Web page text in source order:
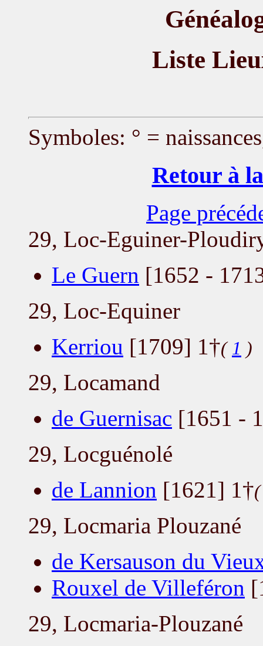
Liste
Symboles: ° =
Retour à
Page
29, Loc-Eguiner-
Le Guern [1652 -
29, Loc-Equiner
Kerriou [1709] 1†( 1 )
29, Locamand
de Guernisac [1651 -
29, Locguénolé
de Lannion [1621] 1†
29, Locmaria Plouzané
de Kersauson du
Rouxel de Villeféron
29, Locmaria-Plouzané